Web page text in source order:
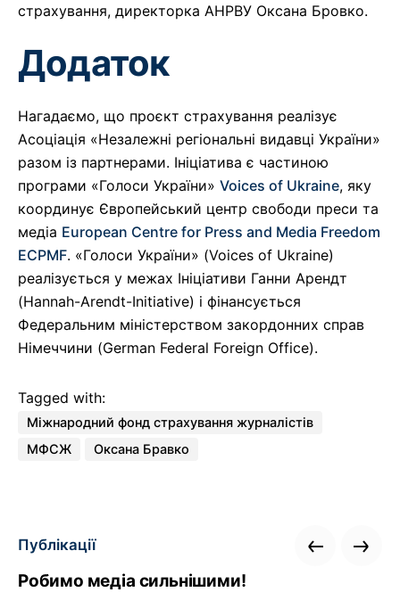
страхування, директорка АНРВУ Оксана Бровко.
Додаток
Нагадаємо, що проєкт страхування реалізує
Асоціація «Незалежні регіональні видавці України»
разом із партнерами. Ініціатива є частиною
програми «Голоси України» Voices of Ukraine, яку
координує Європейський центр свободи преси та
медіа European Centre for Press and Media Freedom
ECPMF. «Голоси України» (Voices of Ukraine)
реалізується у межах Ініціативи Ганни Арендт
(Hannah-Arendt-Initiative) і фінансується
Федеральним міністерством закордонних справ
Німеччини (German Federal Foreign Office).
Tagged with:
Міжнародний фонд страхування журналістів
МФСЖ
Оксана Бравко
Публікації
Робимо медіа сильнішими!